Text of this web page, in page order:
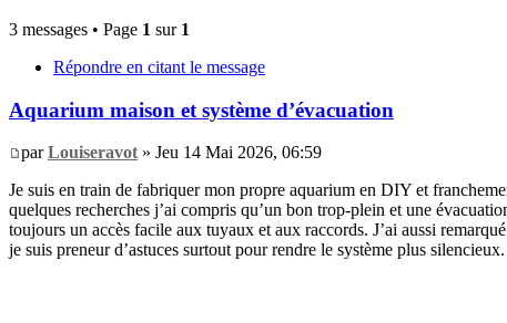
3 messages • Page 1 sur 1
Répondre en citant le message
Aquarium maison et système d’évacuation
parLouiseravot» Jeu 14 Mai 2026, 06:59
Je suis en train de fabriquer mon propre aquarium en DIY et
quelques recherches j’ai compris qu’un bon trop-plein et une
toujours un accès facile aux tuyaux et aux raccords. J’ai aussi
je suis preneur d’astuces surtout pour rendre le système plus silencieux.